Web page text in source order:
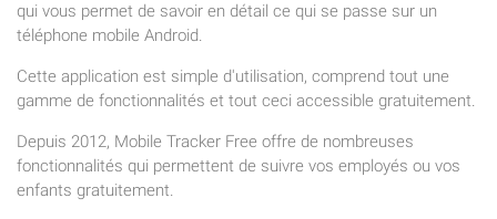
qui vous permet de savoir en détail ce qui se passe sur un
téléphone mobile Android.
Cette application est simple d'utilisation, comprend tout une
gamme de fonctionnalités et tout ceci accessible gratuitement.
Depuis 2012, Mobile Tracker Free offre de nombreuses
fonctionnalités qui permettent de suivre vos employés ou vos
enfants gratuitement.